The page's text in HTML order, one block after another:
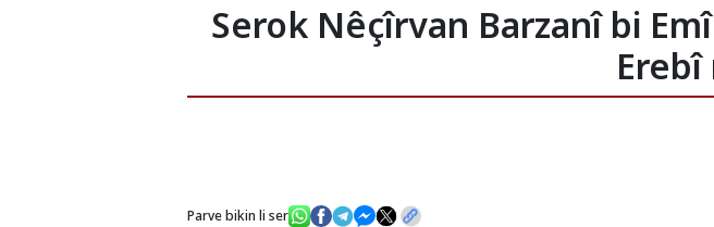
Serok Nêçîrvan Barzanî bi
Erebî
Parve bikin li ser